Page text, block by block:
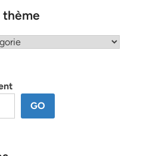
thème
GO